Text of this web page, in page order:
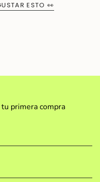
ESTO 👀
primera compra